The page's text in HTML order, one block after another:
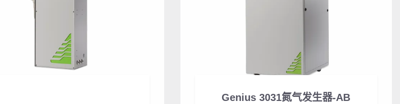
Genius 3031氮气发生器-AB